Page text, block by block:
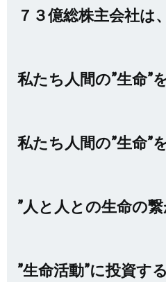
７３億総株主会社は、
私たち人間の”生命”
私たち人間の”生命”
”人と人との生命の
”生命活動”に投資す